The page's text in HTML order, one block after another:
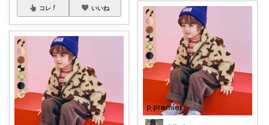
コレ いいね